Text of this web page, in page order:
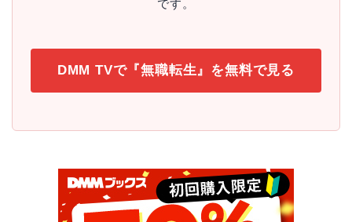
です。
DMM TVで『無職転生』を無料で見る